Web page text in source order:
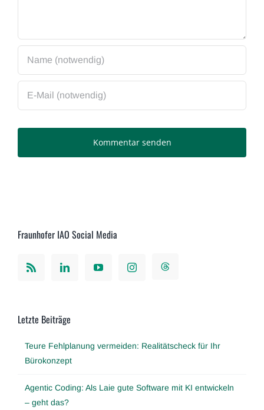
Fraunhofer IAO Social Media
Letzte Beiträge
Teure Fehlplanung vermeiden: Realitätscheck für Ihr
Bürokonzept
Agentic Coding: Als Laie gute Software mit KI entwickeln
– geht das?